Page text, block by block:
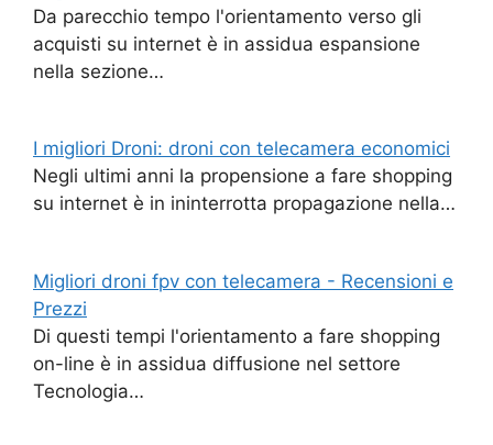
Da parecchio tempo l'orientamento verso gli
acquisti su internet è in assidua espansione
nella sezione…
I migliori Droni: droni con telecamera economici
Negli ultimi anni la propensione a fare shopping
su internet è in ininterrotta propagazione nella…
Migliori droni fpv con telecamera - Recensioni e
Prezzi
Di questi tempi l'orientamento a fare shopping
on-line è in assidua diffusione nel settore
Tecnologia…